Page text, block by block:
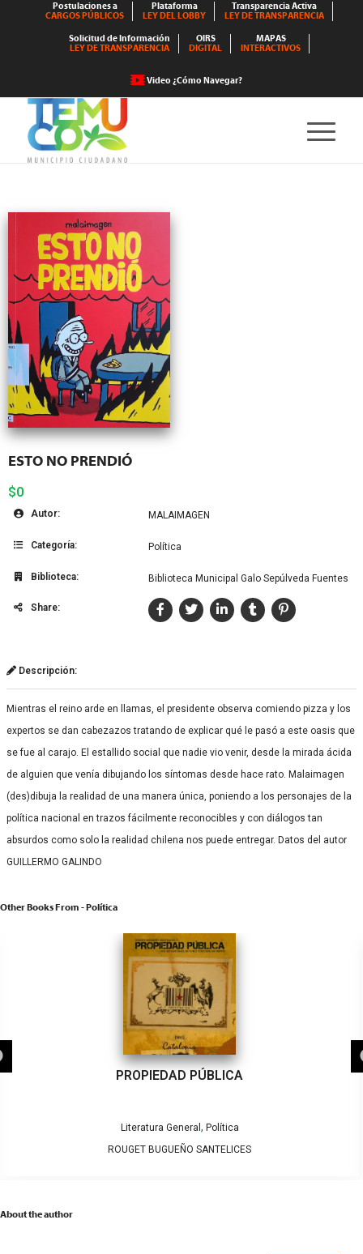
Postulaciones a
CARGOS PÚBLICOS
Plataforma
LEY DEL LOBBY
Transparencia Activa
LEY DE TRANSPARENCIA
Solicitud de Información
LEY DE TRANSPARENCIA
OIRS
DIGITAL
MAPAS
INTERACTIVOS
Video ¿Cómo Navegar?
ESTO NO PRENDIÓ
$0
Autor: MALAIMAGEN
Categoría: Política
Biblioteca: Biblioteca Municipal Galo Sepúlveda Fuentes
Share:
Descripción:
Mientras el reino arde en llamas, el presidente observa comiendo pizza y los
expertos se dan cabezazos tratando de explicar qué le pasó a este oasis que
se fue al carajo. El estallido social que nadie vio venir, desde la mirada ácida
de alguien que venía dibujando los síntomas desde hace rato. Malaimagen
(des)dibuja la realidad de una manera única, poniendo a los personajes de la
política nacional en trazos fácilmente reconocibles y con diálogos tan
absurdos como solo la realidad chilena nos puede entregar. Datos del autor
GUILLERMO GALINDO
Other Books From - Política
PROPIEDAD PÚBLICA
Literatura General , Política
ROUGET BUGUEÑO SANTELICES
About the author